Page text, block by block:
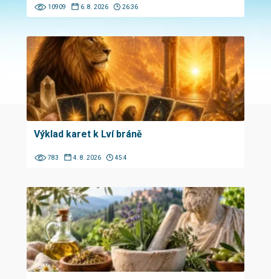
10909 6. 8. 2026 26:36
Výklad karet k Lví bráně
783 4. 8. 2026 45:4